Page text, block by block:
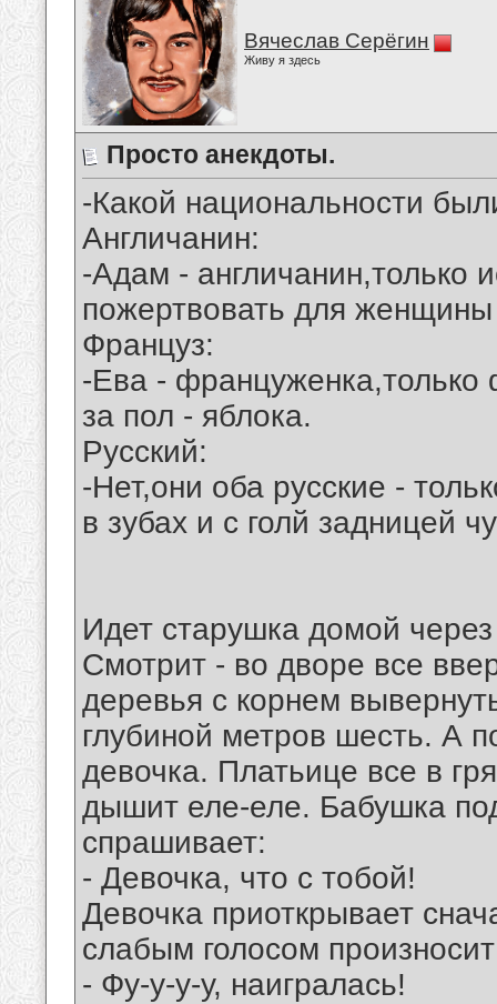
Вячеслав Серёгин
Живу я здесь
Просто анекдоты.
-Какой национальности
Англичанин:
-Адам - англичанин,только
пожертвовать для
Француз:
-Ева - француженка,только
за пол - яблока.
Русский:
-Нет,они оба русские -
в зубах и с голй задницей
Идет старушка домой
Смотрит - во дворе все
деревья с корнем
глубиной метров шесть. А
девочка. Платьице все в
дышит еле-еле. Бабушка
спрашивает:
- Девочка, что с тобой!
Девочка приоткрывает
слабым голосом
- Фу-у-у-у, наигралась!